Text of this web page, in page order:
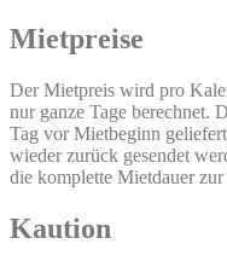
Mietpreise
Der Mietpreis wird pro
nur ganze Tage berechnet.
Tag vor Mietbeginn
wieder zurück gesendet
die komplette Mietdauer
Kaution